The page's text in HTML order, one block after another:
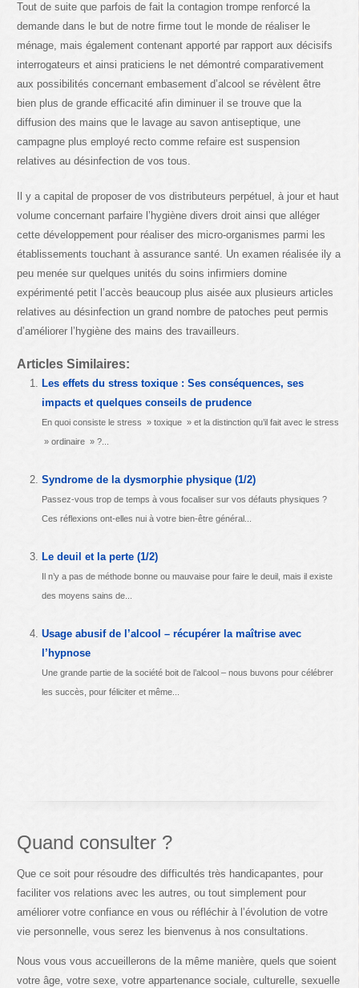
Tout de suite que parfois de fait la contagion trompe renforcé la
demande dans le but de notre firme tout le monde de réaliser le
ménage, mais également contenant apporté par rapport aux décisifs
interrogateurs et ainsi praticiens le net démontré comparativement
aux possibilités concernant embasement d’alcool se révèlent être
bien plus de grande efficacité afin diminuer il se trouve que la
diffusion des mains que le lavage au savon antiseptique, une
campagne plus employé recto comme refaire est suspension
relatives au désinfection de vos tous.
Il y a capital de proposer de vos distributeurs perpétuel, à jour et haut
volume concernant parfaire l’hygiène divers droit ainsi que alléger
cette développement pour réaliser des micro-organismes parmi les
établissements touchant à assurance santé. Un examen réalisée ily a
peu menée sur quelques unités du soins infirmiers domine
expérimenté petit l’accès beaucoup plus aisée aux plusieurs articles
relatives au désinfection un grand nombre de patoches peut permis
d’améliorer l’hygiène des mains des travailleurs.
Articles Similaires:
Les effets du stress toxique : Ses conséquences, ses
impacts et quelques conseils de prudence
En quoi consiste le stress » toxique » et la distinction qu’il fait avec le stress
» ordinaire » ?...
Syndrome de la dysmorphie physique (1/2)
Passez-vous trop de temps à vous focaliser sur vos défauts physiques ?
Ces réflexions ont-elles nui à votre bien-être général...
Le deuil et la perte (1/2)
Il n’y a pas de méthode bonne ou mauvaise pour faire le deuil, mais il existe
des moyens sains de...
Usage abusif de l’alcool – récupérer la maîtrise avec
l’hypnose
Une grande partie de la société boit de l’alcool – nous buvons pour célébrer
les succès, pour féliciter et même...
Quand consulter ?
Que ce soit pour résoudre des difficultés très handicapantes, pour
faciliter vos relations avec les autres, ou tout simplement pour
améliorer votre confiance en vous ou réfléchir à l’évolution de votre
vie personnelle, vous serez les bienvenus à nos consultations.
Nous vous vous accueillerons de la même manière, quels que soient
votre âge, votre sexe, votre appartenance sociale, culturelle, sexuelle